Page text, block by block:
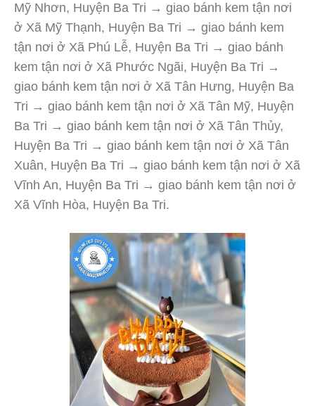
Mỹ Nhơn, Huyện Ba Tri → giao bánh kem tận nơi
ở Xã Mỹ Thạnh, Huyện Ba Tri → giao bánh kem
tận nơi ở Xã Phú Lễ, Huyện Ba Tri → giao bánh
kem tận nơi ở Xã Phước Ngãi, Huyện Ba Tri →
giao bánh kem tận nơi ở Xã Tân Hưng, Huyện Ba
Tri → giao bánh kem tận nơi ở Xã Tân Mỹ, Huyện
Ba Tri → giao bánh kem tận nơi ở Xã Tân Thủy,
Huyện Ba Tri → giao bánh kem tận nơi ở Xã Tân
Xuân, Huyện Ba Tri → giao bánh kem tận nơi ở Xã
Vĩnh An, Huyện Ba Tri → giao bánh kem tận nơi ở
Xã Vĩnh Hòa, Huyện Ba Tri.